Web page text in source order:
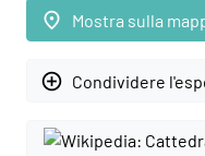
place Mostra sulla
add_circle_outline Condividere